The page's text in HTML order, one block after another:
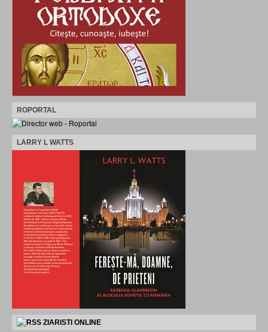
ROPORTAL
LARRY L WATTS
ZIARISTI ONLINE